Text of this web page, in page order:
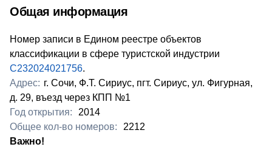
Общая информация
Номер записи в Едином реестре объектов
классификации в сфере туристской индустрии
С232024021756.
Адрес: г. Сочи, Ф.Т. Сириус, пгт. Сириус, ул. Фигурная,
д. 29, въезд через КПП №1
Год открытия:
2014
Общее кол-во номеров:
2212
Важно!